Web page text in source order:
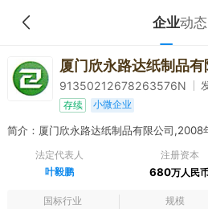
企业动态
厦门欣永路达纸制品有
91350212678263576N
存续 小微企业
法定代表人
叶毅鹏
注册资本
680万人民
国标行业 规模